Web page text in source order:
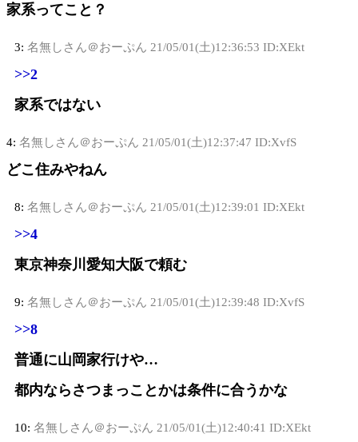
家系ってこと？
3: 名無しさん＠おーぷん 21/05/01(土)12:36:53 ID:XEkt
>>2
家系ではない
4: 名無しさん＠おーぷん 21/05/01(土)12:37:47 ID:XvfS
どこ住みやねん
8: 名無しさん＠おーぷん 21/05/01(土)12:39:01 ID:XEkt
>>4
東京神奈川愛知大阪で頼む
9: 名無しさん＠おーぷん 21/05/01(土)12:39:48 ID:XvfS
>>8
普通に山岡家行けや…
都内ならさつまっことかは条件に合うかな
10: 名無しさん＠おーぷん 21/05/01(土)12:40:41 ID:XEkt